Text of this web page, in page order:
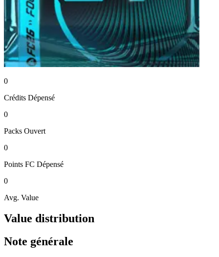
0
Crédits Dépensé
0
Packs Ouvert
0
Points FC Dépensé
0
Avg. Value
Value distribution
Note générale